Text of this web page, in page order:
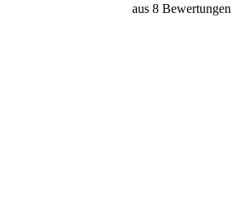
aus 8 Bewertungen